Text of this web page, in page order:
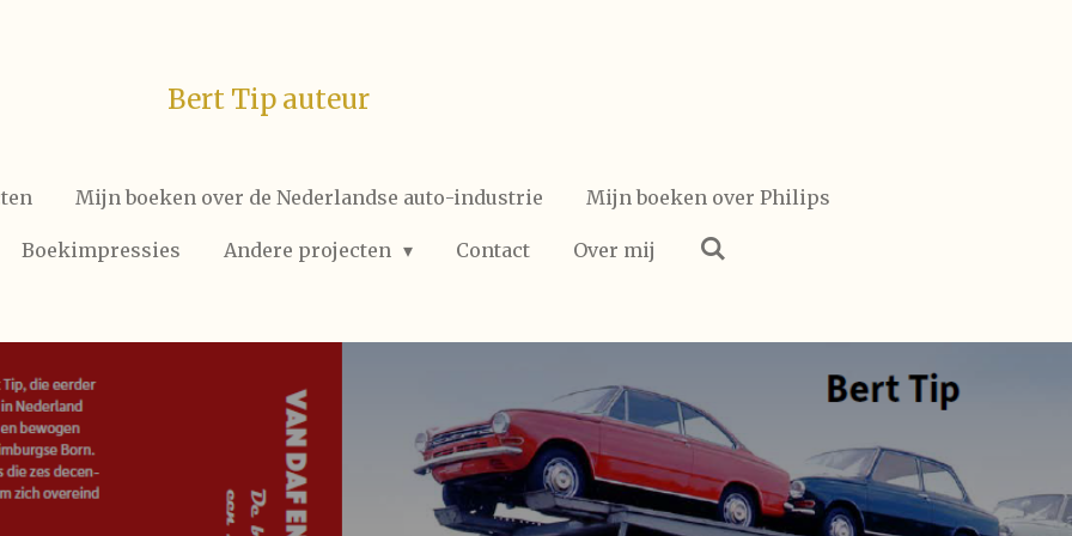
Bert Tip auteur
Mijn boeken over de Nederlandse auto-industrie Mijn boeken over Philips
Boekimpressies Andere projecten Contact Over mij